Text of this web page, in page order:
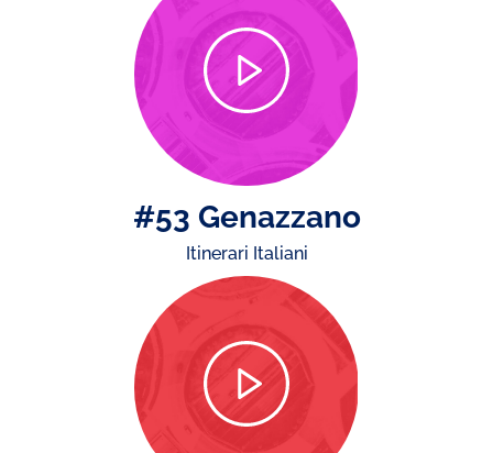
#53 Genazzano
Itinerari Italiani